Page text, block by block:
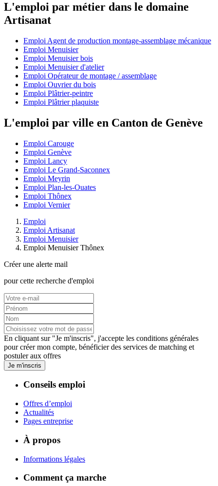
L'emploi par métier dans le domaine
Artisanat
Emploi Agent de production montage-assemblage mécanique
Emploi Menuisier
Emploi Menuisier bois
Emploi Menuisier d'atelier
Emploi Opérateur de montage / assemblage
Emploi Ouvrier du bois
Emploi Plâtrier-peintre
Emploi Plâtrier plaquiste
L'emploi par ville en Canton de Genève
Emploi Carouge
Emploi Genève
Emploi Lancy
Emploi Le Grand-Saconnex
Emploi Meyrin
Emploi Plan-les-Ouates
Emploi Thônex
Emploi Vernier
Emploi
Emploi Artisanat
Emploi Menuisier
Emploi Menuisier Thônex
Créer une alerte mail
pour cette recherche d'emploi
En cliquant sur "Je m'inscris", j'accepte les conditions générales
pour créer mon compte, bénéficier des services de matching et
postuler aux offres
Je m'inscris
Conseils emploi
Offres d’emploi
Actualités
Pages entreprise
À propos
Informations légales
Comment ça marche